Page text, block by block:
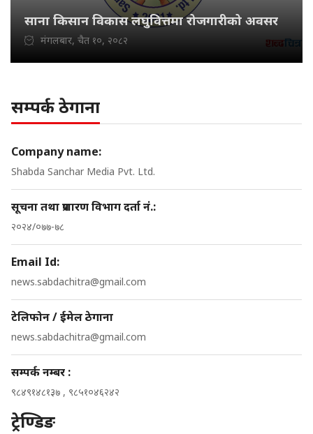
साना किसान विकास लघुवित्तमा रोजगारीको अवसर
मंगलबार, चैत १०, २०८२
सम्पर्क ठेगाना
Company name:
Shabda Sanchar Media Pvt. Ltd.
सूचना तथा प्रशारण विभाग दर्ता नं.:
२०२४/०७७-७८
Email Id:
news.sabdachitra@gmail.com
टेलिफोन / ईमेल ठेगाना
news.sabdachitra@gmail.com
सम्पर्क नम्बर :
९८४९१४८१३७ , ९८५१०४६२४२
ट्रेण्डिङ